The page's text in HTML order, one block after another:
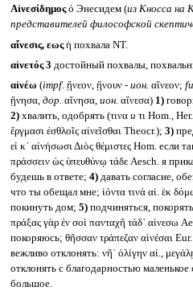
Αἰνεσίδημοςὁ Энесидем (из Кносса на
представителей философской
αἴνεσις, εωςἡ похвала NT.
αἰνετός 3 достойный похвалы,
αἰνέω (impf. ᾔνεον, ᾔνουν - ион. αἴνεον;
ᾔνησα, дор. αἴνησα, ион. αἴνεσα) 1)
2)хвалить, одобрять (τινα и τι Hom.,
ἔργμασι ἐσθλοῖς αἰνεῖσθαι Theocr.); 3)
εἰ κ᾽ αἰνήσωσι Διὸς θέμιστες Hom. если
πράσσειν ὡς ὑπευθύνῳ τάδε Aesch. я
будешь в ответе; 4)давать согласие,
что ты обещал мне; ἰόντα τινἀ αἰ. ἑκ
покинуть дом; 5)подчиняться,
πράξας γὰρ ἐν σοὶ πανταχῆ τάδ᾽ αἰνεσω
покоряюсь; θῆσσαν τράπεζαν αἰνέσαι
вежливо отклонять: νῆ᾽ ὀλίγην αἰ.,
отклонять с благодарностью
большое.